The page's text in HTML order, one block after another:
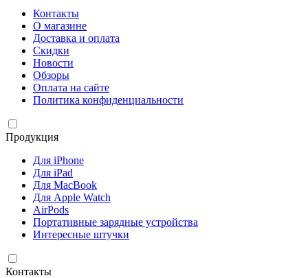
Контакты
О магазине
Доставка и оплата
Скидки
Новости
Обзоры
Оплата на сайте
Политика конфиденциальности
Продукция
Для iPhone
Для iPad
Для MacBook
Для Apple Watch
AirPods
Портативные зарядные устройства
Интересные штучки
Контакты